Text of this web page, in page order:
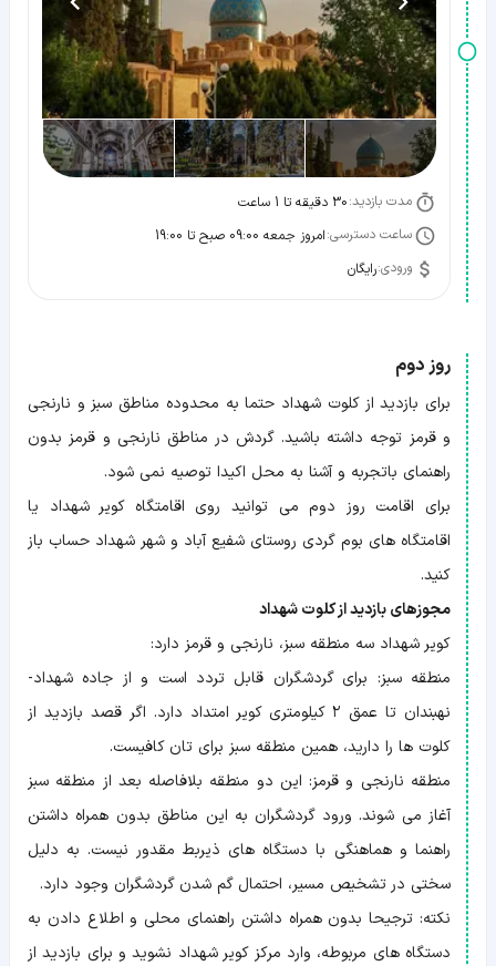
مدت بازدید:30 دقیقه تا 1 ساعت
ساعت دسترسی:امروز جمعه 09:00 صبح تا 19:00
ورودی:رایگان
روز دوم
برای بازدید از کلوت شهداد حتما به محدوده مناطق سبز و نارنجی
و قرمز توجه داشته باشید. گردش در مناطق نارنجی و قرمز بدون
راهنمای باتجربه و آشنا به محل اکیدا توصیه نمی شود.
برای اقامت روز دوم می توانید روی اقامتگاه کویر شهداد یا
اقامتگاه های بوم گردی روستای شفیع آباد و شهر شهداد حساب باز
کنید.
مجوزهای بازدید از کلوت شهداد
کویر شهداد سه منطقه سبز، نارنجی و قرمز دارد:
منطقه سبز: برای گردشگران قابل تردد است و از جاده‌ شهداد-
نهبندان تا عمق ۲ کیلومتری کویر امتداد دارد. اگر قصد بازدید از
کلوت ها را دارید، همین منطقه سبز برای تان کافیست.
منطقه نارنجی و قرمز: این دو منطقه بلافاصله بعد از منطقه سبز
آغاز می شوند. ورود گردشگران به این مناطق بدون همراه داشتن
راهنما و هماهنگی با دستگاه های ذیربط مقدور نیست. به دلیل
سختی در تشخیص مسیر، احتمال گم شدن گردشگران وجود دارد.
نکته: ترجیحا بدون همراه داشتن راهنمای محلی و اطلاع دادن به
دستگاه های مربوطه، وارد مرکز کویر شهداد نشوید و برای بازدید از